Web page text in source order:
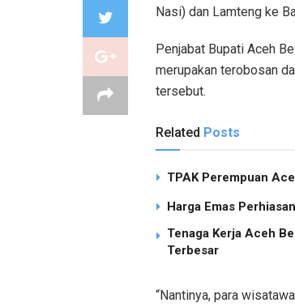
Nasi) dan Lamteng ke
Penjabat Bupati Aceh
merupakan terobosan
tersebut.
Related Posts
TPAK Perempuan
Harga Emas
Tenaga Kerja Aceh
Terbesar
“Nantinya, para